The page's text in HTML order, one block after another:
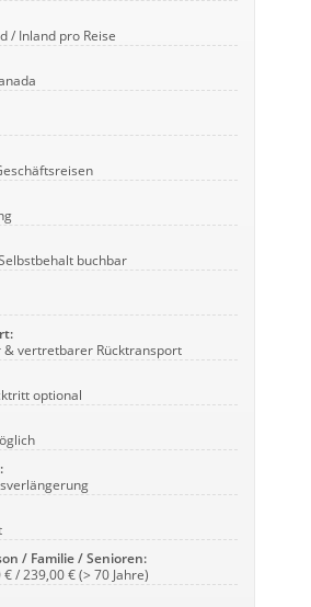
/ Inland pro Reise
buchbar
& vertretbarer Rücktransport
optional
/ Familie / Senioren:
/ 239,00 € (> 70 Jahre)